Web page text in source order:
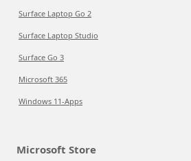
Surface Laptop Go 2
Surface Laptop Studio
Surface Go 3
Microsoft 365
Windows 11-Apps
Microsoft Store